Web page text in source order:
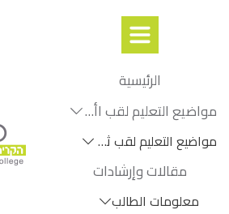
الرئيسية
مواضيع التعليم لقب اأول
مواضيع التعليم لقب ثانٍ
مقالات وإرشادات
معلومات الطالب